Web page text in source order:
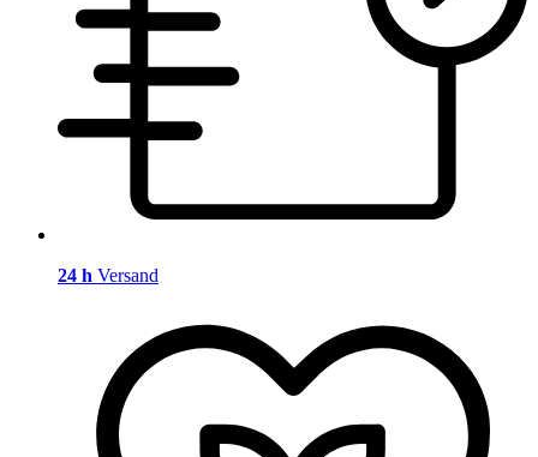
24 h Versand